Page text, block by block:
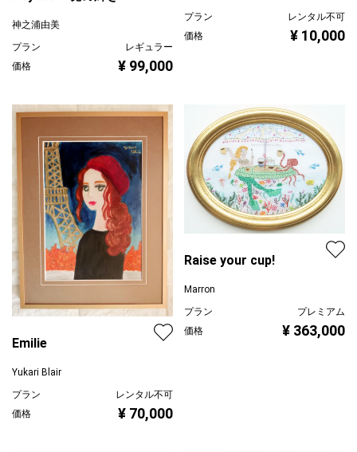
神之浦由美
プラン
レギュラー
価格
¥ 99,000
プラン
レンタル不可
価格
¥ 10,000
Emilie
Yukari Blair
プラン
レンタル不可
価格
¥ 70,000
Raise your cup!
Marron
プラン
プレミアム
価格
¥ 363,000